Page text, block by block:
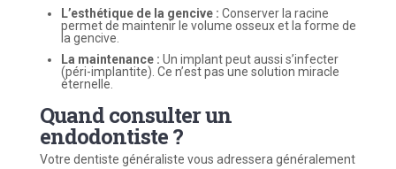
L’esthétique de la gencive : Conserver la racine
permet de maintenir le volume osseux et la forme de
la gencive.
La maintenance : Un implant peut aussi s’infecter
(péri-implantite). Ce n’est pas une solution miracle
éternelle.
Quand consulter un
endodontiste ?
Votre dentiste généraliste vous adressera généralement